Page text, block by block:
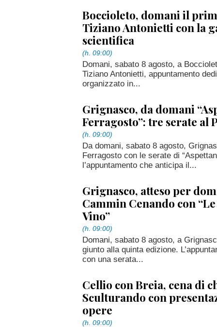
Boccioleto, domani il
Tiziano Antonietti con la
scientifica
(h. 09:00)
Domani, sabato 8 agosto, a
Tiziano Antonietti, appuntamento
organizzato in...
Grignasco, da domani
Ferragosto”: tre serate al
(h. 09:00)
Da domani, sabato 8 agosto,
Ferragosto con le serate di
l’appuntamento che anticipa il...
Grignasco, atteso per
Cammin Cenando con
Vino”
(h. 09:00)
Domani, sabato 8 agosto, a
giunto alla quinta edizione.
con una serata...
Cellio con Breia, cena di
Sculturando con
opere
(h. 09:00)